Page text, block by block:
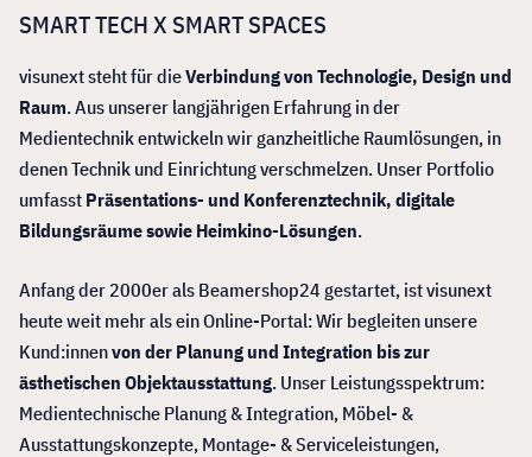
SMART TECH X SMART SPACES
visunext steht für dieVerbindung von Technologie, Design und
Raum. Aus unserer langjährigen Erfahrung in der
Medientechnik entwickeln wir ganzheitliche Raumlösungen, in
denen Technik und Einrichtung verschmelzen. Unser Portfolio
umfasst Präsentations- und Konferenztechnik, digitale
Bildungsräume sowie Heimkino-Lösungen.
Anfang der 2000er als Beamershop24 gestartet, ist visunext
heute weit mehr als ein Online-Portal: Wir begleiten unsere
Kund:innenvon der Planung und Integration bis zur
ästhetischen Objektausstattung. Unser Leistungsspektrum:
Medientechnische Planung & Integration, Möbel- &
Ausstattungskonzepte, Montage- & Serviceleistungen,